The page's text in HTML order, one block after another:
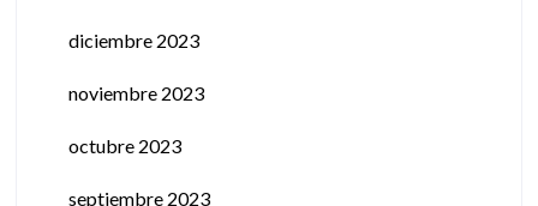
diciembre 2023
noviembre 2023
octubre 2023
septiembre 2023